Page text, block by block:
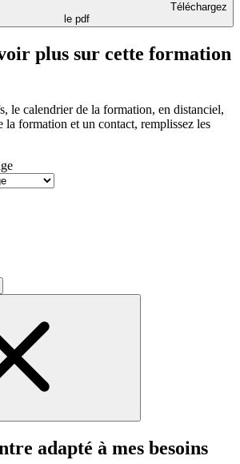
Téléchargez
le pdf
plus sur cette formation
le calendrier de la formation, en distanciel,
la formation et un contact, remplissez les
adapté à mes besoins